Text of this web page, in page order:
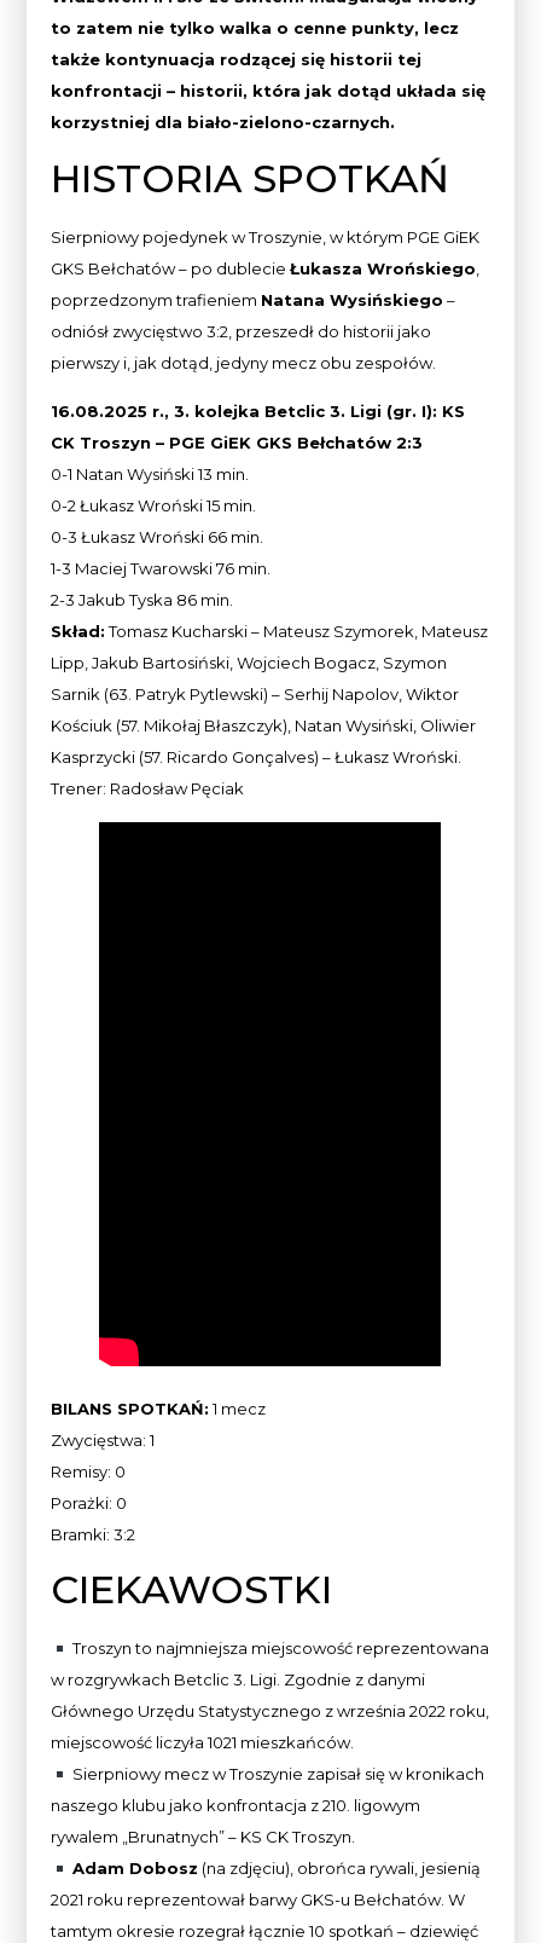
to zatem nie tylko walka o cenne punkty, lecz
także kontynuacja rodzącej się historii tej
konfrontacji – historii, która jak dotąd układa się
korzystniej dla biało-zielono-czarnych.
HISTORIA SPOTKAŃ
Sierpniowy pojedynek w Troszynie, w którym PGE GiEK
GKS Bełchatów – po dublecieŁukasza Wrońskiego
poprzedzonym trafieniem Natana Wysińskiego –
odniósł zwycięstwo 3:2, przeszedł do historii jako
pierwszy i, jak dotąd, jedyny mecz obu zespołów.
16.08.2025 r., 3. kolejka Betclic 3. Ligi (gr. I): KS
CK Troszyn – PGE GiEK GKS Bełchatów 2:3
0-1 Natan Wysiński 13 min.
0-2 Łukasz Wroński 15 min.
0-3 Łukasz Wroński 66 min.
1-3 Maciej Twarowski 76 min.
2-3 Jakub Tyska 86 min.
Skład:Tomasz Kucharski – Mateusz Szymorek, Mateusz
Lipp, Jakub Bartosiński, Wojciech Bogacz, Szymon
Sarnik (63. Patryk Pytlewski) – Serhij Napolov, Wiktor
Kościuk (57. Mikołaj Błaszczyk), Natan Wysiński, Oliwier
Kasprzycki (57. Ricardo Gonçalves) – Łukasz Wroński.
Trener: Radosław Pęciak
BILANS SPOTKAŃ:1 mecz
Zwycięstwa: 1
Remisy: 0
Porażki: 0
Bramki: 3:2
CIEKAWOSTKI
Troszyn to najmniejsza miejscowość reprezentowana
w rozgrywkach Betclic 3. Ligi. Zgodnie z danymi
Głównego Urzędu Statystycznego z września 2022 roku,
miejscowość liczyła 1021 mieszkańców.
Sierpniowy mecz w Troszynie zapisał się w kronikach
naszego klubu jako konfrontacja z 210. ligowym
rywalem „Brunatnych” – KS CK Troszyn.
Adam Dobosz (na zdjęciu), obrońca rywali, jesienią
2021 roku reprezentował barwy GKS-u Bełchatów. W
tamtym okresie rozegrał łącznie 10 spotkań – dziewięć